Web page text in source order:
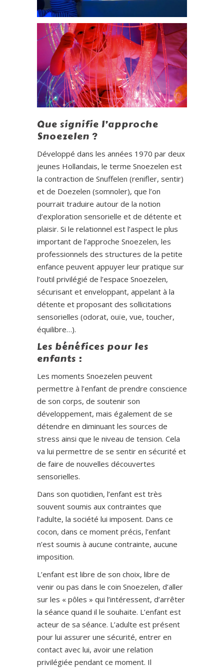
Que signifie l’approche
Snoezelen ?
Développé dans les années 1970 par deux
jeunes Hollandais, le terme Snoezelen est
la contraction de Snuffelen (renifler, sentir)
et de Doezelen (somnoler), que l’on
pourrait traduire autour de la notion
d’exploration sensorielle et de détente et
plaisir. Si le relationnel est l’aspect le plus
important de l’approche Snoezelen, les
professionnels des structures de la petite
enfance peuvent appuyer leur pratique sur
l’outil privilégié de l’espace Snoezelen,
sécurisant et enveloppant, appelant à la
détente et proposant des sollicitations
sensorielles (odorat, ouïe, vue, toucher,
équilibre…).
Les bénéfices pour les
enfants :
Les moments Snoezelen peuvent
permettre à l’enfant de prendre conscience
de son corps, de soutenir son
développement, mais également de se
détendre en diminuant les sources de
stress ainsi que le niveau de tension. Cela
va lui permettre de se sentir en sécurité et
de faire de nouvelles découvertes
sensorielles.
Dans son quotidien, l’enfant est très
souvent soumis aux contraintes que
l’adulte, la société lui imposent. Dans ce
cocon, dans ce moment précis, l’enfant
n’est soumis à aucune contrainte, aucune
imposition.
L’enfant est libre de son choix, libre de
venir ou pas dans le coin Snoezelen, d’aller
sur les « pôles » qui l’intéressent, d’arrêter
la séance quand il le souhaite. L’enfant est
acteur de sa séance. L’adulte est présent
pour lui assurer une sécurité, entrer en
contact avec lui, avoir une relation
privilégiée pendant ce moment. Il